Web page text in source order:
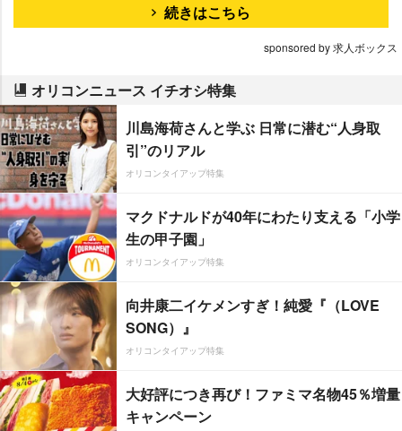
続きはこちら
sponsored by 求人ボックス
オリコンニュース イチオシ特集
川島海荷さんと学ぶ 日常に潜む“人身取
引”のリアル
オリコンタイアップ特集
マクドナルドが40年にわたり支える「小学
生の甲子園」
オリコンタイアップ特集
向井康二イケメンすぎ！純愛『（LOVE
SONG）』
オリコンタイアップ特集
大好評につき再び！ファミマ名物45％増量
キャンペーン